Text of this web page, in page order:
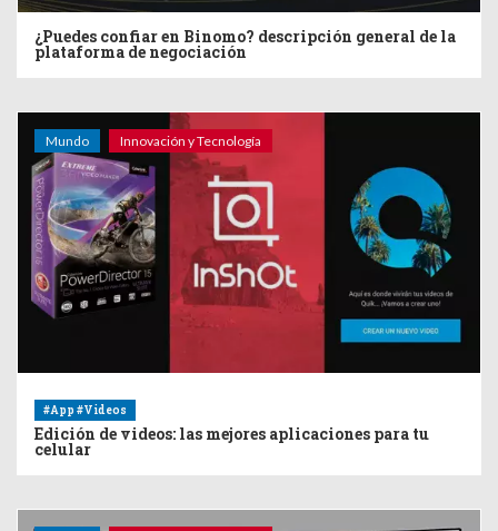
¿Puedes confiar en Binomo? descripción general de la
plataforma de negociación
Mundo Innovación y Tecnología
#App #Videos
Edición de videos: las mejores aplicaciones para tu
celular